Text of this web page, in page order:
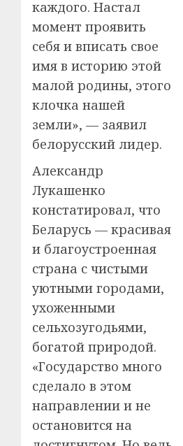
каждого. Настал
момент проявить
себя и вписать свое
имя в историю этой
малой родины, этого
клочка нашей
земли», — заявил
белорусский лидер.
Александр
Лукашенко
констатировал, что
Беларусь — красивая
и благоустроенная
страна с чистыми
уютными городами,
ухоженными
сельхозугодьями,
богатой природой.
«Государство много
сделало в этом
направлении и не
остановится на